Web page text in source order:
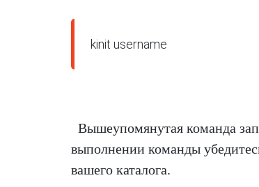
kinit username
Вышеупомянутая команда
выполнении команды
вашего каталога.